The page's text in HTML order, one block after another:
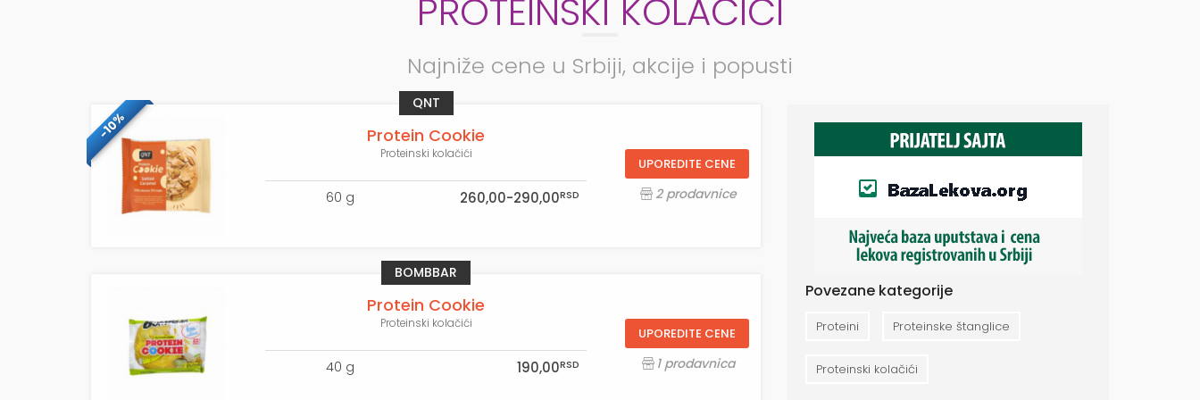
PROTEINSKI KOLAČIĆI
Najniže cene u Srbiji, akcije i popusti
-10% Protein Cookie
Proteinski kolačići
60 g 260,00-290,00RSD
UPOREDITE CENE
2 prodavnice
QNT
Protein Cookie
Proteinski kolačići
40 g 190,00RSD
UPOREDITE CENE
1 prodavnica
BOMBBAR
Povezane kategorije
Proteini Proteinske štanglice
Proteinski kolačići